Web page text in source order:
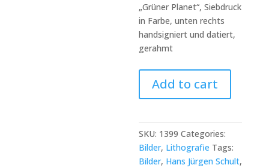
„Grüner Planet“, Siebdruck
in Farbe, unten rechts
handsigniert und datiert,
gerahmt
Hans
Jürgen,
Planet"
quantity
Add to cart
SKU: 1399 Categories:
Bilder, Lithografie Tags:
Bilder, Hans Jürgen Schult,